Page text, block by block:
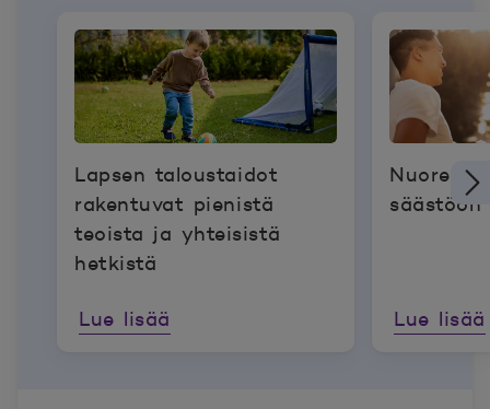
Lapsen taloustaidot
rakentuvat pienistä
teoista ja yhteisistä
hetkistä
Lue lisää
Nuoren
Lue lisää